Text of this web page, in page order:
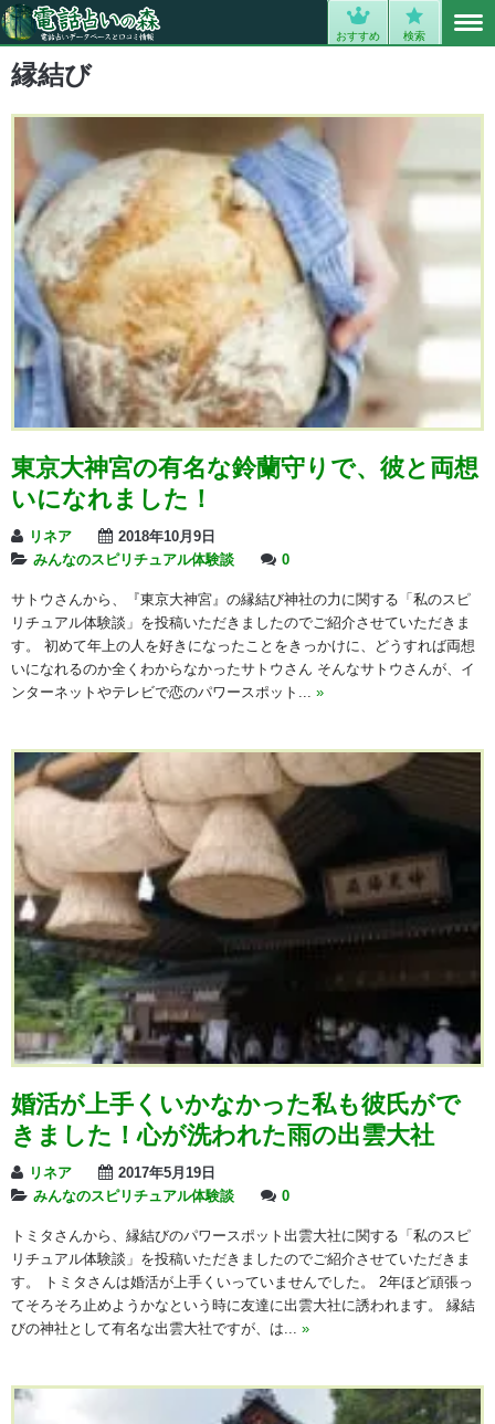
おすすめ 検索
縁結び
東京大神宮の有名な鈴蘭守りで、彼と両想
いになれました！
リネア
2018年10月9日
みんなのスピリチュアル体験談
0
サトウさんから、『東京大神宮』の縁結び神社の力に関する「私のスピ
リチュアル体験談」を投稿いただきましたのでご紹介させていただきま
す。 初めて年上の人を好きになったことをきっかけに、どうすれば両想
いになれるのか全くわからなかったサトウさん そんなサトウさんが、イ
ンターネットやテレビで恋のパワースポット... »
婚活が上手くいかなかった私も彼氏がで
きました！心が洗われた雨の出雲大社
リネア
2017年5月19日
みんなのスピリチュアル体験談
0
トミタさんから、縁結びのパワースポット出雲大社に関する「私のスピ
リチュアル体験談」を投稿いただきましたのでご紹介させていただきま
す。 トミタさんは婚活が上手くいっていませんでした。 2年ほど頑張っ
てそろそろ止めようかなという時に友達に出雲大社に誘われます。 縁結
びの神社として有名な出雲大社ですが、は... »